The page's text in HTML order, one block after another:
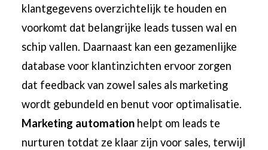
klantgegevens overzichtelijk te houden en
voorkomt dat belangrijke leads tussen wal en
schip vallen. Daarnaast kan een gezamenlijke
database voor klantinzichten ervoor zorgen
dat feedback van zowel sales als marketing
wordt gebundeld en benut voor optimalisatie.
Marketing automation helpt om leads te
nurturen totdat ze klaar zijn voor sales, terwijl